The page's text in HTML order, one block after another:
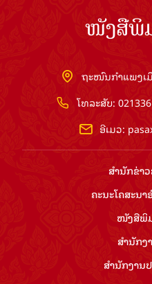
ໜັງສືພິ
ຖະໜົນກຳແພງເ
ໂທລະສັບ:
ອີເມວ:
ສຳ​ນັກ​ຂ່າ
ຄະນະໂຄສະນ
ໜັງສືພິ
ສຳ​ນັກ​ງ
ສຳ​ນັກ​ງານ​